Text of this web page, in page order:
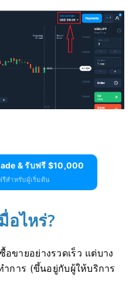
& รับฟรี $10,000
สำหรับผู้เริ่มต้น
อไหร่?
ขายอย่างรวดเร็ว แต่บาง
ำการ (ขึ้นอยู่กับผู้ให้บริการ